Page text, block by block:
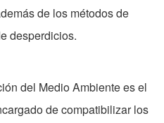
de los métodos de
desperdicios.
del Medio Ambiente es el
de compatibilizar los